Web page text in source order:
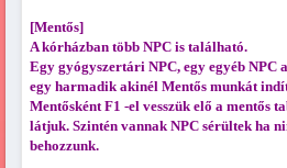
[Mentős]
A kórházban több NPC is található.
Egy gyógyszertári NPC, egy egyéb NPC
egy harmadik akinél Mentős munkát
Mentősként F1 -el vesszük elő a mentős
látjuk. Szintén vannak NPC sérültek ha
behozzunk.